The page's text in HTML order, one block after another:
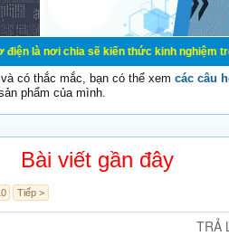
sẽ kiến thức kinh nghiệm trong lãnh
có thắc mắc, bạn có thể xem các câu
phẩm của mình.
Bài viết gần đây
Tiếp >
TRẢ